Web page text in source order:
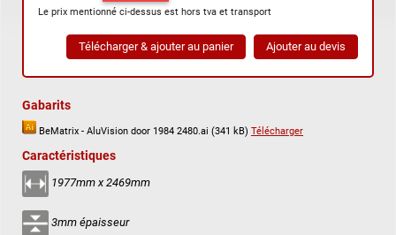
Le prix mentionné ci-dessus est hors tva et transport
Gabarits
BeMatrix - AluVision door 1984 2480.ai (341 kB) Télécharger
Caractéristiques
1977mm x 2469mm
3mm épaisseur